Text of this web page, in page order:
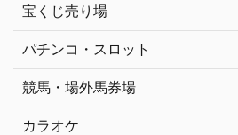
宝くじ売り場
パチンコ・スロット
競馬・場外馬券場
カラオケ